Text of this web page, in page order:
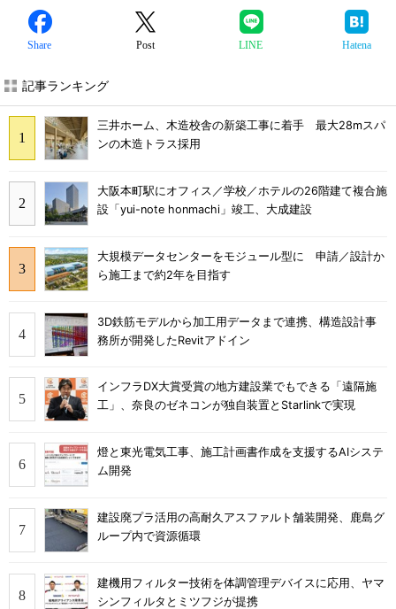
Share Post LINE Hatena
記事ランキング
三井ホーム、木造校舎の新築工事に着手 最大28mスパ
ンの木造トラス採用
大阪本町駅にオフィス／学校／ホテルの26階建て複合施
設「yui-note honmachi」竣工、大成建設
大規模データセンターをモジュール型に 申請／設計か
ら施工まで約2年を目指す
3D鉄筋モデルから加工用データまで連携、構造設計事
務所が開発したRevitアドイン
インフラDX大賞受賞の地方建設業でもできる「遠隔施
工」、奈良のゼネコンが独自装置とStarlinkで実現
燈と東光電気工事、施工計画書作成を支援するAIシステ
ム開発
建設廃プラ活用の高耐久アスファルト舗装開発、鹿島グ
ループ内で資源循環
建機用フィルター技術を体調管理デバイスに応用、ヤマ
シンフィルタとミツフジが提携